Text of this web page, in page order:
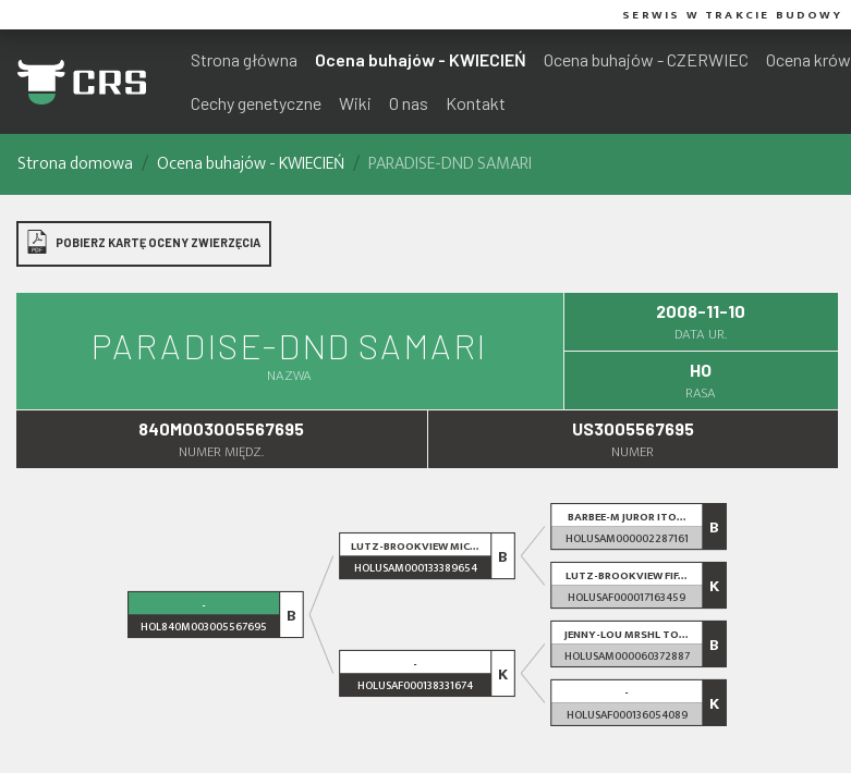
SERWIS W TRAKCIE BUDOWY
Strona główna Ocena buhajów - KWIECIEŃ Ocena buhajów - CZERWIEC Ocena krów
Cechy genetyczne Wiki O nas Kontakt
Strona domowa Ocena buhajów - KWIECIEŃ PARADISE-DND SAMARI
POBIERZ KARTĘ OCENY ZWIERZĘCIA
PARADISE-DND SAMARI
NAZWA
2008-11-10
DATA UR.
HO
RASA
840M003005567695
NUMER MIĘDZ.
US3005567695
NUMER
-
HOL840M003005567695 B
LUTZ-BROOKVIEW MIC...
HOLUSAM000133389654 B
-
HOLUSAF000138331674 K
BARBEE-M JUROR ITO...
HOLUSAM000002287161 B
LUTZ-BROOKVIEW FIF...
HOLUSAF000017163459 K
JENNY-LOU MRSHL TO...
HOLUSAM000060372887 B
-
HOLUSAF000136054089 K